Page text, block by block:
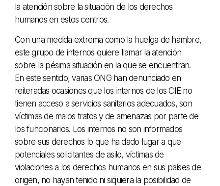
la atención sobre la situación de los derechos
humanos en estos centros.
Con una medida extrema como la huelga de hambre,
este grupo de internos quiere llamar la atención
sobre la pésima situación en la que se encuentran.
En este sentido, varias ONG han denunciado en
reiteradas ocasiones que los internos de los CIE no
tienen acceso a servicios sanitarios adecuados, son
víctimas de malos tratos y de amenazas por parte de
los funcionarios. Los internos no son informados
sobre sus derechos lo que ha dado lugar a que
potenciales solicitantes de asilo, víctimas de
violaciones a los derechos humanos en sus países de
origen, no hayan tenido ni siquiera la posibilidad de